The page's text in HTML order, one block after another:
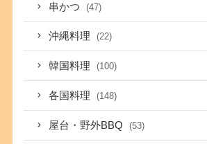
串かつ (47)
沖縄料理 (22)
韓国料理 (100)
各国料理 (148)
屋台・野外BBQ (53)